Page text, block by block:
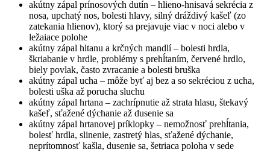
akútny zápal prínosových dutín – hlieno-hnisavá sekrécia z
nosa, upchatý nos, bolesti hlavy, silný dráždivý kašeľ (zo
zatekania hlienov), ktorý sa prejavuje viac v noci alebo v
ležaiace polohe
akútny zápal hltanu a krčných mandlí – bolesti hrdla,
škriabanie v hrdle, problémy s prehĺtaním, červené hrdlo,
biely povlak, často zvracanie a bolesti bruška
akútny zápal ucha – môže byť aj bez a so sekréciou z ucha,
bolesti uška až porucha sluchu
akútny zápal hrtana – zachrípnutie až strata hlasu, štekavý
kašeľ, sťažené dýchanie až dusenie sa
akútny zápal hrtanovej príklopky – nemožnosť prehĺtania,
bolesť hrdla, slinenie, zastretý hlas, sťažené dýchanie,
neprítomnosť kašla, dusenie sa, šetriaca poloha v sede